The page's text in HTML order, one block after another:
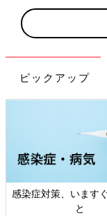
ピックアップ
日本外来小児科学会
ト検討会